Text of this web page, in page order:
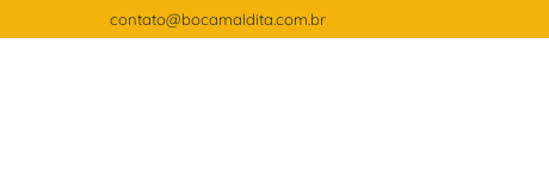
contato@bocamaldita.com.br